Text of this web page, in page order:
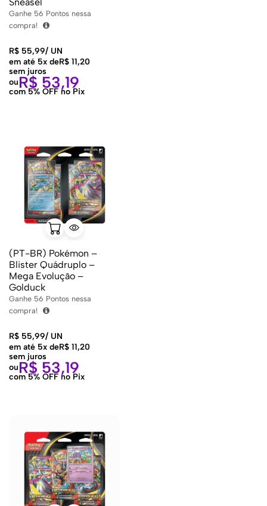
Ganhe 56 Pontos nessa
compra!
R$ 55,99/ UN
em até 5x deR$ 11,20
sem juros
ouR$ 53,19
com 5% OFF no Pix
(PT-BR) Pokémon –
Blister Quádruplo –
Mega Evolução –
Golduck
Ganhe 56 Pontos nessa
compra!
R$ 55,99/ UN
em até 5x deR$ 11,20
sem juros
ouR$ 53,19
com 5% OFF no Pix